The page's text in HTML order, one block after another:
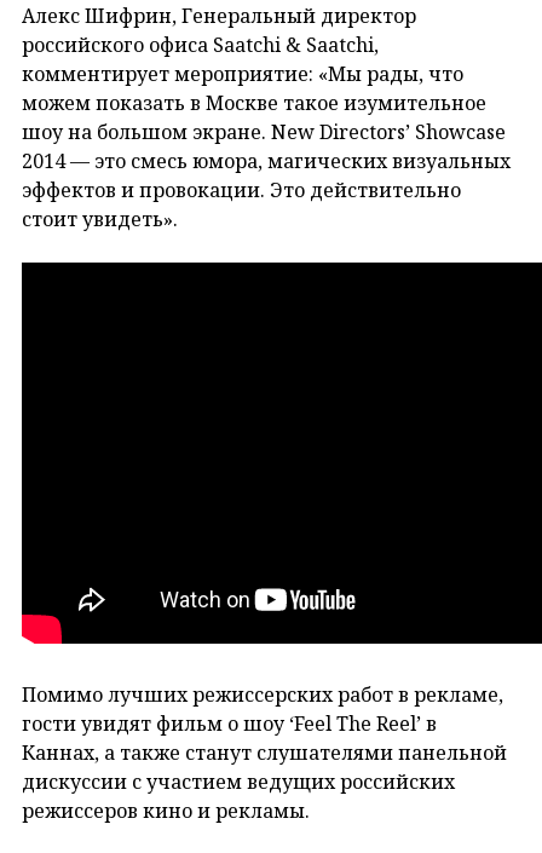
Алекс Шифрин, Генеральный директор
российского офиса Saatchi & Saatchi,
комментирует мероприятие: «Мы рады, что
можем показать в Москве такое изумительное
шоу на большом экране. New Directors’ Showcase
2014 — это смесь юмора, магических визуальных
эффектов и провокации. Это действительно
стоит увидеть».
Помимо лучших режиссерских работ в рекламе,
гости увидят фильм о шоу ‘Feel The Reel’ в
Каннах, а также станут слушателями панельной
дискуссии с участием ведущих российских
режиссеров кино и рекламы.